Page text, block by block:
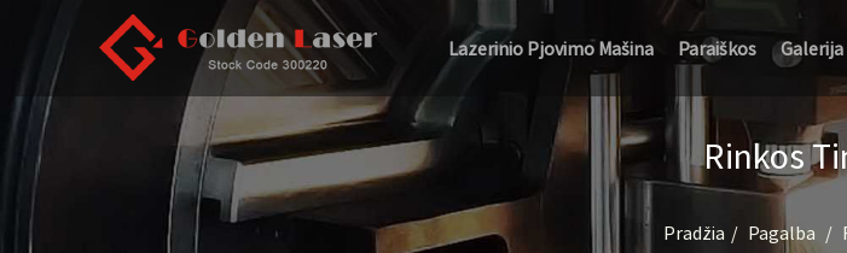
Lazerinio Pjovimo Mašina Paraiškos Galerija
Rinkos
Pradžia Pagalba